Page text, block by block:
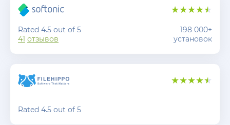
Rated 4.5 out of 5
41 отзывов
198 000+
установок
Rated 4.5 out of 5